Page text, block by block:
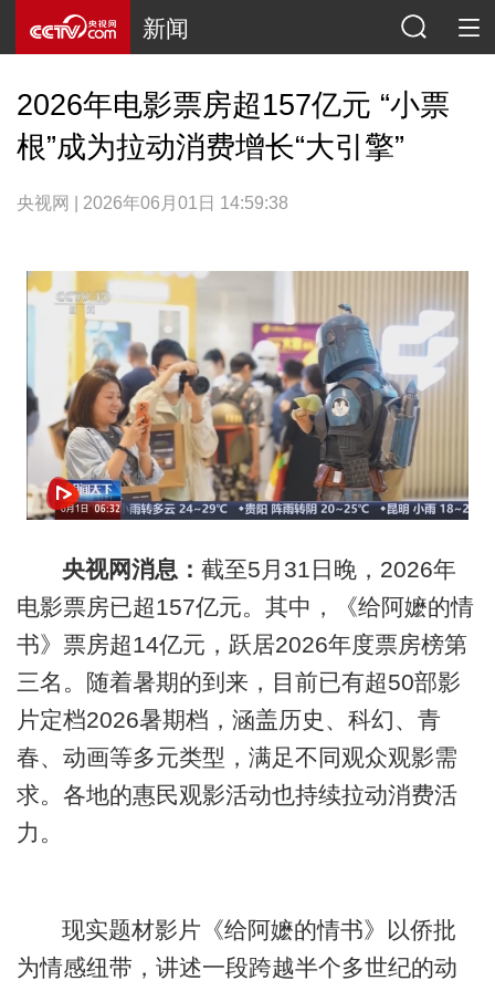
新闻
2026年电影票房超157亿元 “小票
根”成为拉动消费增长“大引擎”
央视网 | 2026年06月01日 14:59:38
央视网消息： 截至5月31日晚，2026年
电影票房已超157亿元。其中，《给阿嬷的情
书》票房超14亿元，跃居2026年度票房榜第
三名。随着暑期的到来，目前已有超50部影
片定档2026暑期档，涵盖历史、科幻、青
春、动画等多元类型，满足不同观众观影需
求。各地的惠民观影活动也持续拉动消费活
力。
现实题材影片《给阿嬷的情书》以侨批
为情感纽带，讲述一段跨越半个多世纪的动